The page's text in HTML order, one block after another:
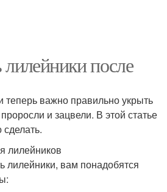
после
теперь важно правильно укрыть
и зацвели. В этой статье
лилейников
лилейники, вам понадобятся